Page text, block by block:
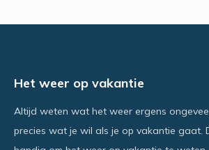
Het weer op vakantie
Altijd weten wat het weer ergens
precies wat je wil als je op vakantie gaat.